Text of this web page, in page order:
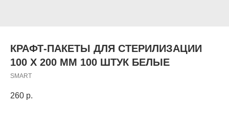
КРАФТ-ПАКЕТЫ ДЛЯ СТЕРИЛИЗАЦИИ
100 Х 200 ММ 100 ШТУК БЕЛЫЕ
SMART
260 р.